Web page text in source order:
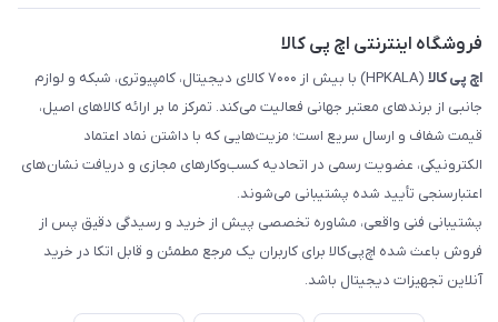
رهگیری مرسولات ماهکس
فروشگاه اینترنتی اچ پی کالا
اچ‌ پی‌ کالا
(HPKALA) با بیش از ۷۰۰۰ کالای دیجیتال، کامپیوتری، شبکه و لوازم
جانبی از برندهای معتبر جهانی فعالیت می‌کند. تمرکز ما بر ارائه کالاهای اصیل،
قیمت شفاف و ارسال سریع است؛ مزیت‌هایی که با داشتن نماد اعتماد
الکترونیکی، عضویت رسمی در اتحادیه کسب‌وکارهای مجازی و دریافت نشان‌های
اعتبارسنجی تأیید شده پشتیبانی می‌شوند.
پشتیبانی فنی واقعی، مشاوره تخصصی پیش از خرید و رسیدگی دقیق پس از
فروش باعث شده اچ‌پی‌کالا برای کاربران یک مرجع مطمئن و قابل اتکا در خرید
آنلاین تجهیزات دیجیتال باشد.